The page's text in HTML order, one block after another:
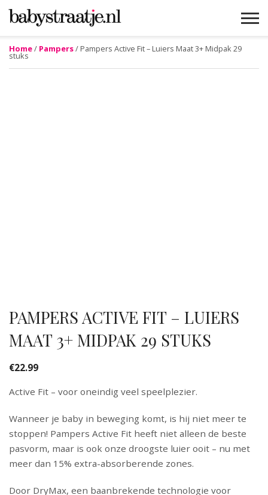
Home/ Pampers/ Pampers Active Fit – Luiers Maat 3+ Midpak 29
stuks
PAMPERS ACTIVE FIT – LUIERS
MAAT 3+ MIDPAK 29 STUKS
€22.99
Active Fit – voor oneindig veel speelplezier.
Wanneer je baby in beweging komt, is hij niet meer te
stoppen! Pampers Active Fit heeft niet alleen de beste
pasvorm, maar is ook onze droogste luier ooit – nu met
meer dan 15% extra-absorberende zones.
Door DryMax, een baanbrekende technologie voor